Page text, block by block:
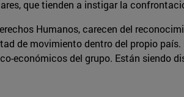
que tienden a instigar la
Humanos, carecen del
de movimiento dentro del propio
económicos del grupo. Están siendo